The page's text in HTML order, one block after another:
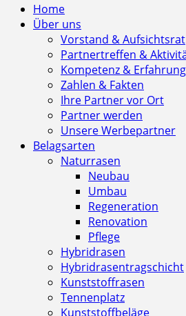
Home
Über uns
Vorstand & Aufsichtsrat
Partnertreffen &
Kompetenz & Erfahrung
Zahlen & Fakten
Ihre Partner vor Ort
Partner werden
Unsere Werbepartner
Belagsarten
Naturrasen
Neubau
Umbau
Regeneration
Renovation
Pflege
Hybridrasen
Hybridrasentragschicht
Kunststoffrasen
Tennenplatz
Kunststoffbeläge